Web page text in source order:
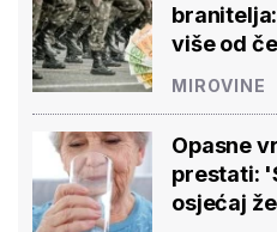
više od
MIROVINE
Opasne
prestati:
osjećaj